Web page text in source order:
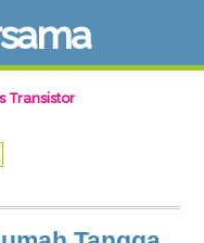
sama
Transistor